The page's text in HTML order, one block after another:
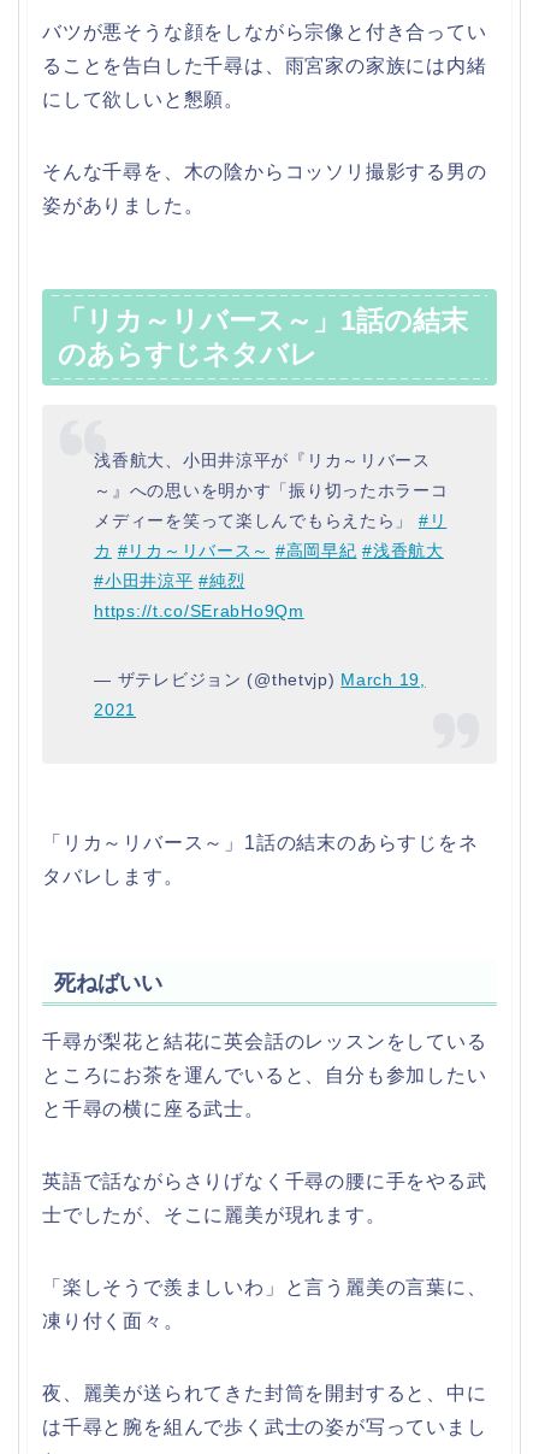
バツが悪そうな顔をしながら宗像と付き合ってい
ることを告白した千尋は、雨宮家の家族には内緒
にして欲しいと懇願。
そんな千尋を、木の陰からコッソリ撮影する男の
姿がありました。
「リカ～リバース～」1話の結末
のあらすじネタバレ
浅香航大、小田井涼平が『リカ～リバース
～』への思いを明かす「振り切ったホラーコ
メディーを笑って楽しんでもらえたら」 #リ
カ #リカ～リバース～ #高岡早紀 #浅香航大
#小田井涼平 #純烈
https://t.co/SErabHo9Qm
— ザテレビジョン (@thetvjp) March 19,
2021
「リカ～リバース～」1話の結末のあらすじをネ
タバレします。
死ねばいい
千尋が梨花と結花に英会話のレッスンをしている
ところにお茶を運んでいると、自分も参加したい
と千尋の横に座る武士。
英語で話ながらさりげなく千尋の腰に手をやる武
士でしたが、そこに麗美が現れます。
「楽しそうで羨ましいわ」と言う麗美の言葉に、
凍り付く面々。
夜、麗美が送られてきた封筒を開封すると、中に
は千尋と腕を組んで歩く武士の姿が写っていまし